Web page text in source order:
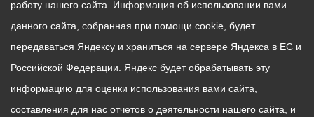
работу нашего сайта. Информация об использовании вами
данного сайта, собранная при помощи cookie, будет
передаваться Яндексу и храниться на сервере Яндекса в ЕС и
Российской Федерации. Яндекс будет обрабатывать эту
информацию для оценки использования вами сайта,
составления для нас отчетов о деятельности нашего сайта, и